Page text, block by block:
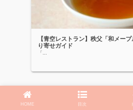
【青空レストラン】秩父「和メー
り寄せガイド
「...
HOME 目次